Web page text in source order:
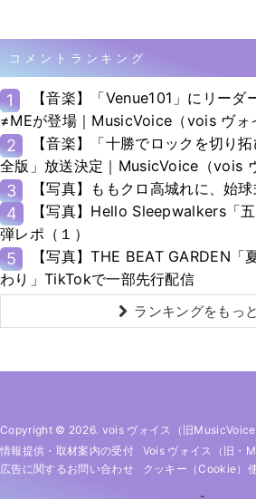
コメントランキング
1
【音楽】「Venue101」にリーダ
≠MEが登場｜MusicVoice（vois ヴォ
2
【音楽】「十勝でロックを切り
全版」放送決定｜MusicVoice（vois
3 【写真】ももクロ高城れに、始
4
【写真】Hello Sleepwalkers「
弾レポ（１）
5
【写真】THE BEAT GARDEN「
わり」TikTokで一部先行配信
ランキングをもっ
Copyright © 2026. vois ヴォイス（旧MusicVoice
情報提供・取材案内の受付
Vois ヴォイス（旧・
広告に関するお問い合わせ
クッキー（cookie）
-